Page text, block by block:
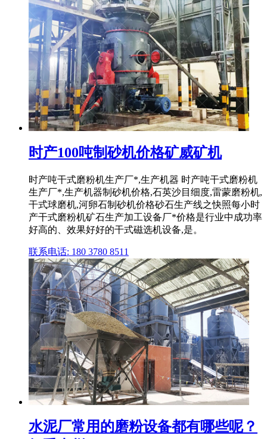
时产100吨制砂机价格矿威矿机
时产吨干式磨粉机生产厂*,生产机器 时产吨干式磨粉机
生产厂*,生产机器制砂机价格,石英沙目细度,雷蒙磨粉机,
干式球磨机,河卵石制砂机价格砂石生产线之快照每小时
产干式磨粉机矿石生产加工设备厂*价格是行业中成功率
好高的、效果好好的干式磁选机设备,是。
联系电话: 180 3780 8511
水泥厂常用的磨粉设备都有哪些呢？